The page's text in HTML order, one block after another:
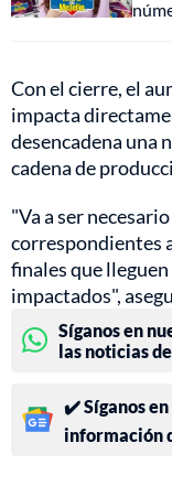
Con el cierre, el
impacta
desencadena una
cadena de
"Va a ser
correspondientes
finales que lleguen
impactados",
Síganos en
las noticias
✔️ Síganos
información